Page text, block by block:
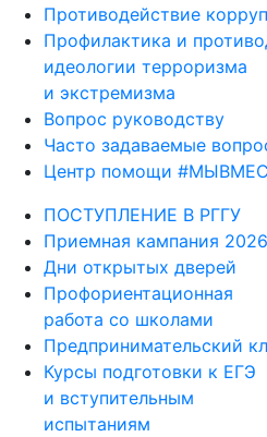
Противодействие
Профилактика и
идеологии терроризма
и экстремизма
Вопрос руководству
Часто задаваемые
Центр помощи
ПОСТУПЛЕНИЕ В РГГУ
Приемная кампания 2026
Дни открытых дверей
Профориентационная
работа со школами
Предпринимательский
Курсы подготовки к ЕГЭ
и вступительным
испытаниям